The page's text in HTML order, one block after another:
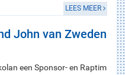
LEES MEER
John van Zweden
een Sponsor- en Raptim